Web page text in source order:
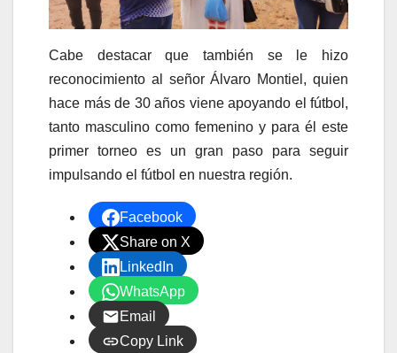
Cabe destacar que también se le hizo
reconocimiento al señor Álvaro Montiel, quien
hace más de 30 años viene apoyando el fútbol,
tanto masculino como femenino y para él este
primer torneo es un gran paso para seguir
impulsando el fútbol en nuestra región.
Facebook
Share on X
LinkedIn
WhatsApp
Email
Copy Link